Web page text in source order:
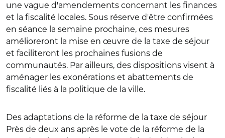
une vague d'amendements concernant les finances
et la fiscalité locales. Sous réserve d'être confirmées
en séance la semaine prochaine, ces mesures
amélioreront la mise en œuvre de la taxe de séjour
et faciliteront les prochaines fusions de
communautés. Par ailleurs, des dispositions visent à
aménager les exonérations et abattements de
fiscalité liés à la politique de la ville.
Des adaptations de la réforme de la taxe de séjour
Près de deux ans après le vote de la réforme de la